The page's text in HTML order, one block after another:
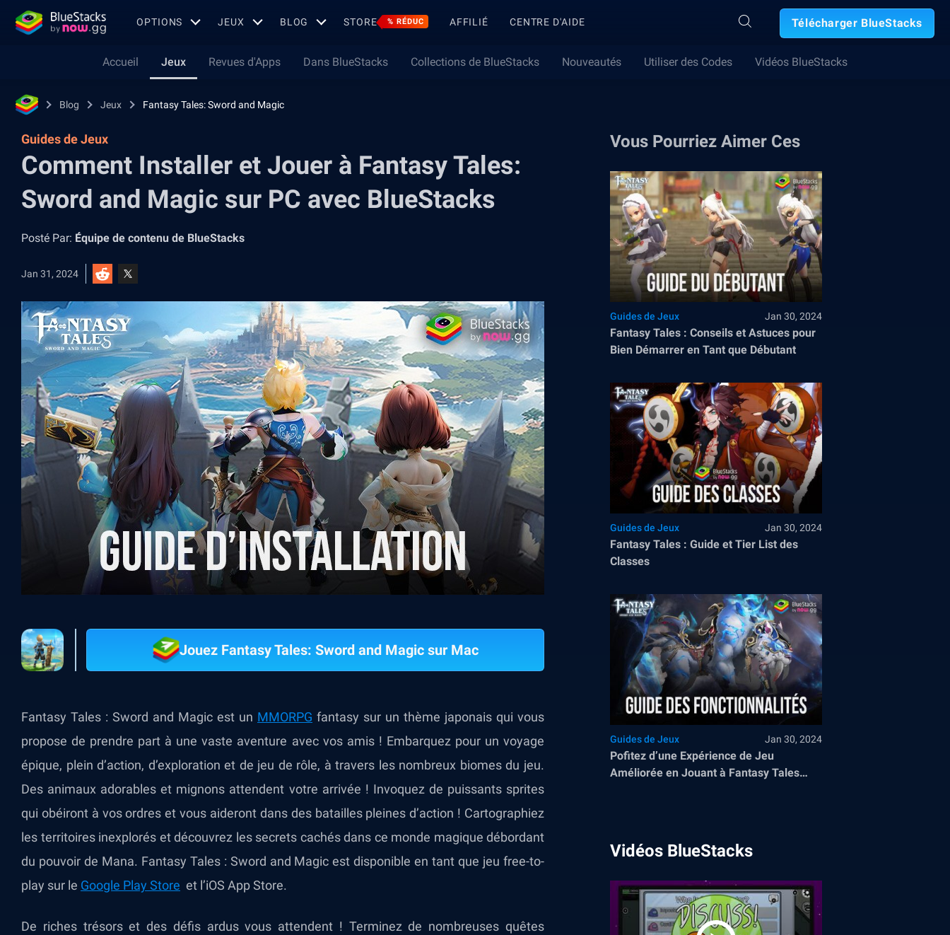
OPTIONS JEUX BLOG STORE % RÉDUC AFFILIÉ CENTRE D'AIDE Télécharger BlueStacks
Accueil Jeux Revues d'Apps Dans BlueStacks Collections de BlueStacks Nouveautés Utiliser des Codes Vidéos BlueStacks
Blog Jeux Fantasy Tales: Sword and Magic
Guides de Jeux
Comment Installer et Jouer à Fantasy Tales:
Sword and Magic sur PC avec BlueStacks
Posté Par: Équipe de contenu de BlueStacks
Jan 31, 2024
Jouez Fantasy Tales: Sword and Magic sur Mac
Fantasy Tales : Sword and Magic est un MMORPG fantasy sur un thème japonais qui vous
propose de prendre part à une vaste aventure avec vos amis ! Embarquez pour un voyage
épique, plein d’action, d’exploration et de jeu de rôle, à travers les nombreux biomes du jeu.
Des animaux adorables et mignons attendent votre arrivée ! Invoquez de puissants sprites
qui obéiront à vos ordres et vous aideront dans des batailles pleines d’action ! Cartographiez
les territoires inexplorés et découvrez les secrets cachés dans ce monde magique débordant
du pouvoir de Mana. Fantasy Tales : Sword and Magic est disponible en tant que jeu free-to-
play sur le Google Play Store et l’iOS App Store.
De riches trésors et des défis ardus vous attendent ! Terminez de nombreuses quêtes
Vous Pourriez Aimer Ces
Guides de Jeux Jan 30, 2024
Fantasy Tales : Conseils et Astuces pour
Bien Démarrer en Tant que Débutant
Guides de Jeux Jan 30, 2024
Fantasy Tales : Guide et Tier List des
Classes
Guides de Jeux Jan 30, 2024
Pofitez d’une Expérience de Jeu
Améliorée en Jouant à Fantasy Tales
Vidéos BlueStacks